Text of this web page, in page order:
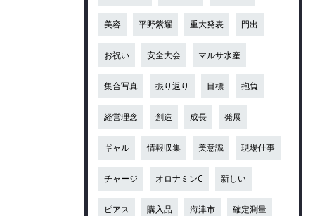
美容 平野紫耀 重大発表 門出
お祝い 安全大会 マルサ水産
集合写真 振り返り 目標 抱負
経営理念 創造 成長 発展
ギャル 情報収集 美意識 現場仕事
チャージ オロナミンC 新しい
ピアス 購入品 海津市 確定測量